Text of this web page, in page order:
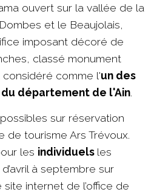
ouvert sur la vallée de la
et le Beaujolais,
imposant décoré de
classé monument
considéré comme l'un des
département de l'Ain.
possibles sur réservation
de tourisme Ars Trévoux.
les individuels les
à septembre sur
internet de l’office de